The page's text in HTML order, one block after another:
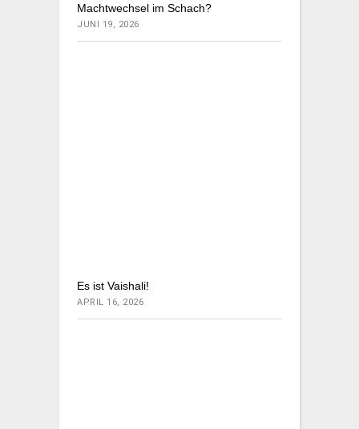
Machtwechsel im Schach?
JUNI 19, 2026
Es ist Vaishali!
APRIL 16, 2026